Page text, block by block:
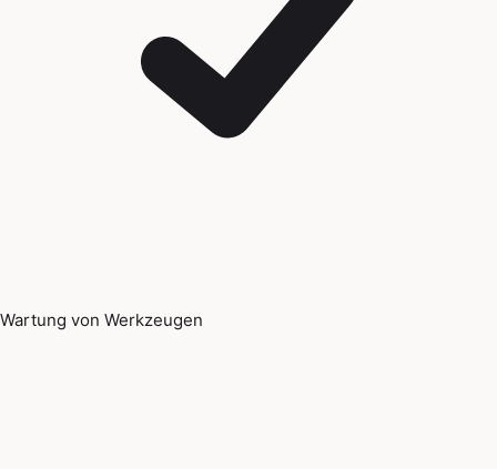
Wartung von Werkzeugen